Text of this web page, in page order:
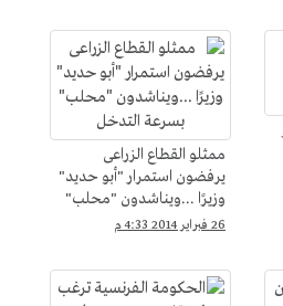
ممثلو القطاع الزراعى
يرفضون استمرار "أبو حديد"
وزيرًا ...ويناشدون "محلب"
بسرعة التدخل
26 فبراير 2014 4:33 م